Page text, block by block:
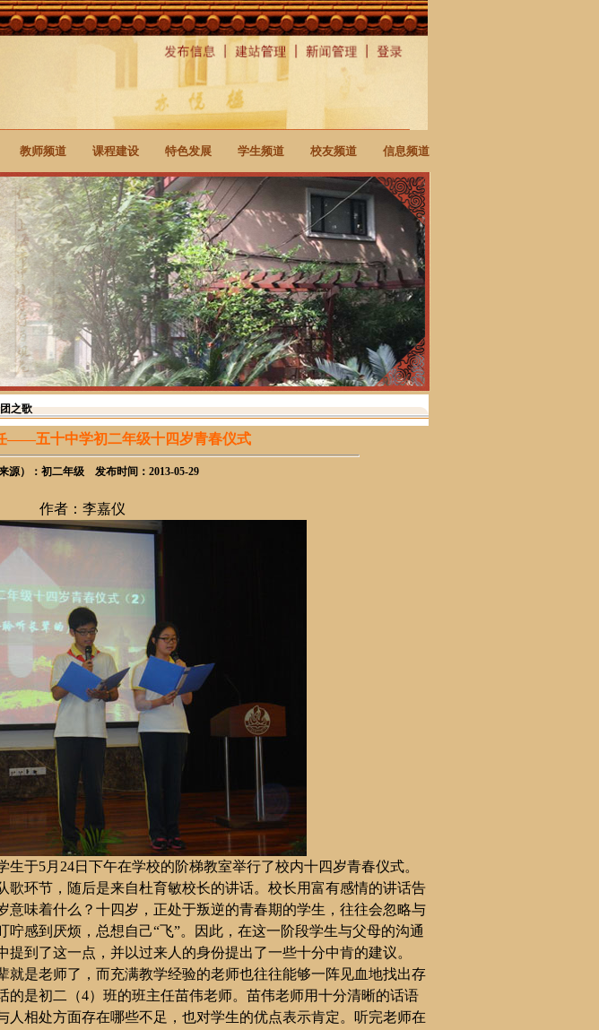
教师频道 课程建设 特色发展 学生频道 校友频道 信息频道
之歌
——五十中学初二年级十四岁青春仪式
源）：初二年级 发布时间：2013-05-29
作者：李嘉仪
生于5月 24日下午在学校的阶梯教室举行了校内十四岁青春仪式。
歌环节，随后是来自杜育敏校长的讲话。校长用富有感情的讲话告
意味着什么？十四岁，正处于叛逆的青春期的学生，往往会忽略与
感到厌烦，总想自己“飞”。因此，在这一阶段学生与父母的沟通
到了这一点，并以过来人的身份提出了一些十分中肯的建议。
就是老师了，而充满教学经验的老师也往往能够一阵见血地找出存
的是初二（4）班的班主任苗伟老师。 苗伟老师用十分清晰的话语
人相处方面存在哪些不足，也对学生的优点表示肯定。听完老师在